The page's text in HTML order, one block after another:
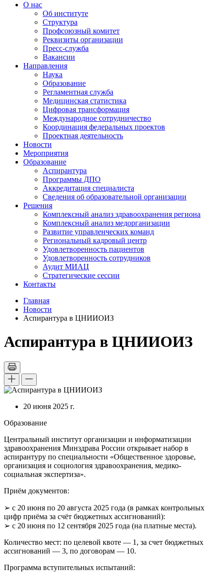
О нас
Об институте
Структура
Профсоюзный комитет
Реквизиты организации
Пресс-служба
Вакансии
Направления
Наука
Образование
Регламентная служба
Медицинская статистика
Цифровая трансформация
Международное сотрудничество
Координация федеральных проектов
Проектная деятельность
Новости
Мероприятия
Образование
Аспирантура
Программы ДПО
Аккредитация специалиста
Сведения об образовательной организации
Решения
Комплексный анализ здравоохранения региона
Комплексный анализ медорганизации
Развитие управленческих команд
Региональный кадровый центр
Удовлетворенность пациентов
Удовлетворенность сотрудников
Аудит МИАЦ
Стратегические сессии
Контакты
Главная
Новости
Аспирантура в ЦНИИОИЗ
Аспирантура в ЦНИИОИЗ
20 июня 2025 г.
Образование
Центральный институт организации и информатизации
здравоохранения Минздрава России открывает набор в
аспирантуру по специальности «Общественное здоровье,
организация и социология здравоохранения, медико-
социальная экспертиза».
Приём документов:
➢ с 20 июня по 20 августа 2025 года (в рамках контрольных
цифр приёма за счёт бюджетных ассигнований):
➢ с 20 июня по 12 сентября 2025 года (на платные места).
Количество мест: по целевой квоте — 1, за счет бюджетных
ассигнований — 3, по договорам — 10.
Программа вступительных испытаний: